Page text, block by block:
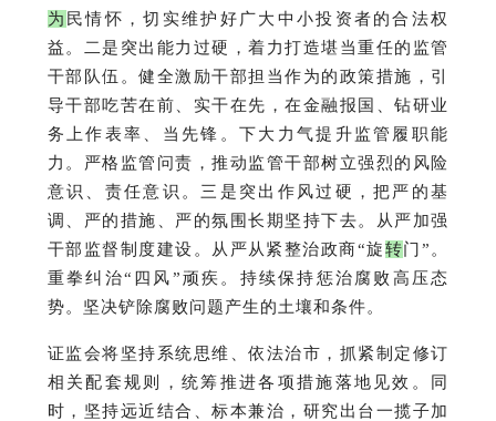
为 民情怀，切实维护好广大中小投资者的合法权
益。
二是突出能力过硬，着力打造堪当重任的监管
干部队伍。健全激励干部担当作为的政策措施，引
导干部吃苦在前、实干在先，在金融报国、钻研业
务上作表率、当先锋。 下大力气提升监管履职能
力。 严格监管问责，推动监管干部树立强烈的风险
意识、责任意识。 三是突出作风过硬，把严的基
调、严的措施、严的氛围长期坚持下去。
从严加强
干部监督制度建设。
从严从紧整治政商“旋转门”。
重拳纠治“四风”顽疾。 持续保持惩治腐败高压态
势。 坚决铲除腐败问题产生的土壤和条件。
证监会将坚持系统思维、依法治市，抓紧制定修订
相关配套规则，统筹推进各项措施落地见效。同
时，坚持远近结合、标本兼治，研究出台一揽子加